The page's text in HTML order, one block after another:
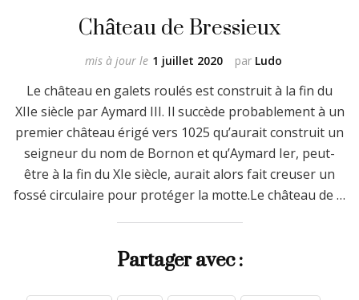
Château de Bressieux
par Ludo
mis à jour le 1 juillet 2020
Le château en galets roulés est construit à la fin du
XIIe siècle par Aymard III. Il succède probablement à un
premier château érigé vers 1025 qu’aurait construit un
seigneur du nom de Bornon et qu’Aymard Ier, peut-
être à la fin du XIe siècle, aurait alors fait creuser un
fossé circulaire pour protéger la motte.Le château de …
Partager avec :